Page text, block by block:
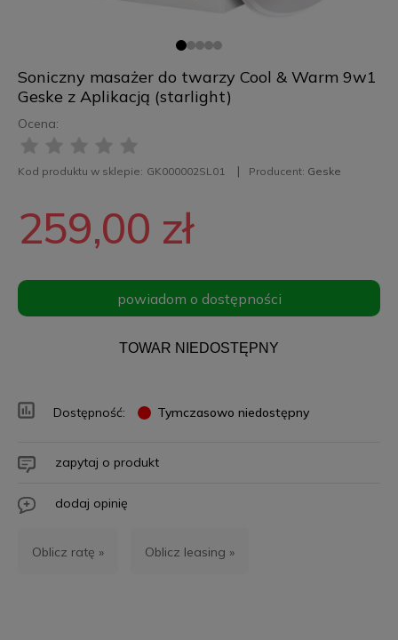
Soniczny masażer do twarzy Cool & Warm 9w1
Geske z Aplikacją (starlight)
Ocena:
Kod produktu w sklepie: GK000002SL01 Producent: Geske
259,00 zł
powiadom o dostępności
TOWAR NIEDOSTĘPNY
Dostępność: Tymczasowo niedostępny
zapytaj o produkt
dodaj opinię
Oblicz ratę » Oblicz leasing »